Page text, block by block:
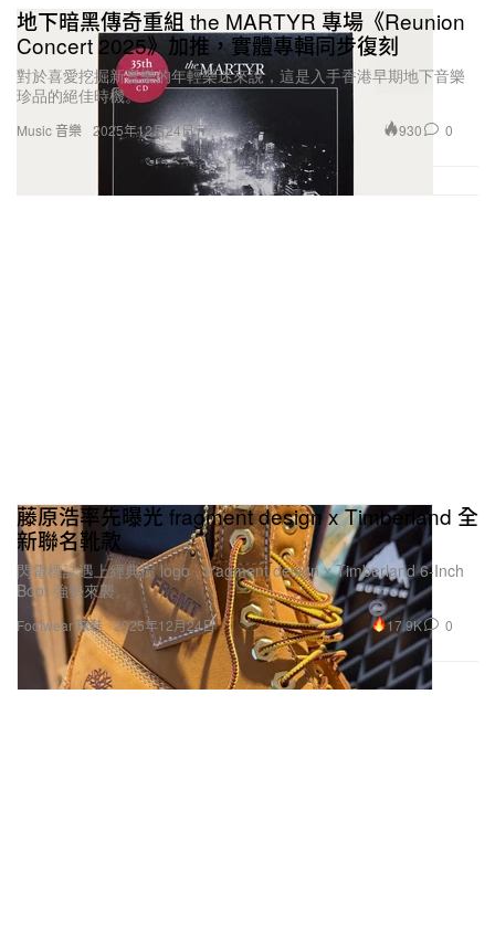
Music 音樂
地下暗黑傳奇重組 the MARTYR 專場《Reunion
Concert 2025》加推，實體專輯同步復刻
對於喜愛挖掘新音樂的年輕樂迷來說，這是入手香港早期地下音樂
珍品的絕佳時機。⁠
2025年12月24日 930 0
Footwear 球鞋
藤原浩率先曝光 fragment design x Timberland 全
新聯名靴款
閃電標誌遇上經典樹 logo，fragment design x Timberland 6-Inch
Boot 強勢來襲。
2025年12月24日 17.9K 0